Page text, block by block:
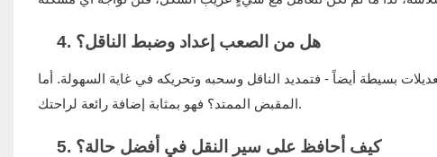
4. هل من الصعب إعداد وضبط الناقل؟
بسيطة أيضاً - فتمديد الناقل وسحبه وتحريكه في غاية السهولة. أما
المقبض الممتد؟ فهو بمثابة إضافة رائعة لراحتك.
5. كيف أحافظ على سير النقل في أفضل حالة؟